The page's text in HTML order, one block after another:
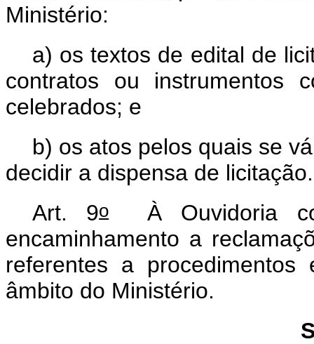
Ministério:
a) os textos de edital de
contratos ou instrumentos
celebrados; e
b) os atos pelos quais se
decidir a dispensa de
Art. 9oÀ Ouvidoria
encaminhamento a
referentes a
âmbito do Ministério.